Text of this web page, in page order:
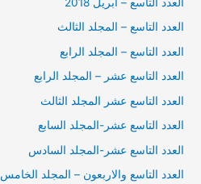
العدد التاسع – المجلد الثالث
العدد التاسع – المجلد الرابع
العدد التاسع عشر – المجلد الرابع
العدد التاسع عشر المجلد الثالث
العدد التاسع عشر-المجلد السابع
العدد التاسع عشر-المجلد السادس
العدد التاسع والاربعون – المجلد الخامس